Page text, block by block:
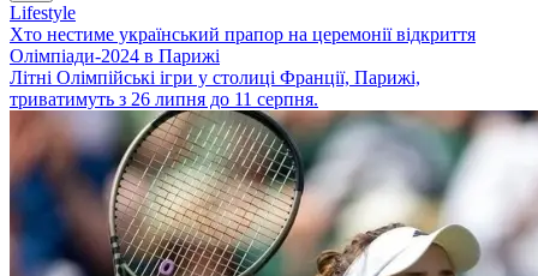
Lifestyle
Хто нестиме український прапор на церемонії відкриття
Олімпіади-2024 в Парижі
Літні Олімпійські ігри у столиці Франції, Парижі,
триватимуть з 26 липня до 11 серпня.